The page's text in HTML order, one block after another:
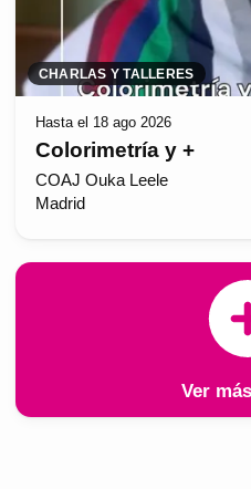
CHARLAS Y TALLERES
Hasta el 18 ago 2026
Colorimetría y +
COAJ Ouka Leele
Madrid
Ver